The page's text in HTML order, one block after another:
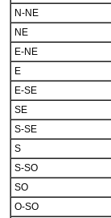
N-NE
NE
E-NE
E
E-SE
SE
S-SE
S
S-SO
SO
O-SO